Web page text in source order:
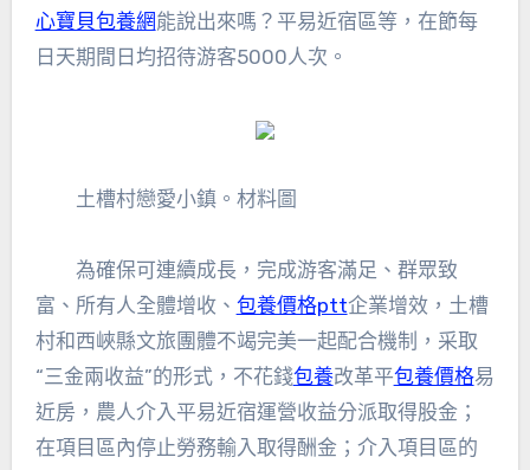
心寶貝包養網能說出來嗎？平易近宿區等，在節每
日天期間日均招待游客5000人次。
土槽村戀愛小鎮。材料圖
為確保可連續成長，完成游客滿足、群眾致
富、所有人全體增收、 包養價格ptt企業增效，土槽
村和西峽縣文旅團體不竭完美一起配合機制，采取
“三金兩收益”的形式，不花錢包養改革平包養價格易
近房，農人介入平易近宿運營收益分派取得股金；
在項目區內停止勞務輸入取得酬金；介入項目區的